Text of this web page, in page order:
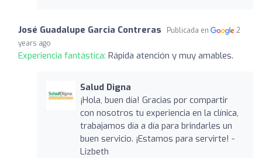
José Guadalupe Garcia Contreras Publicada en
2
years ago
Experiencia fantástica: Rápida atención y muy amables.
Salud Digna
¡Hola, buen día! Gracias por compartir
con nosotros tu experiencia en la clínica,
trabajamos día a día para brindarles un
buen servicio. ¡Estamos para servirte! -
Lizbeth